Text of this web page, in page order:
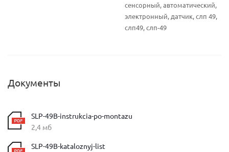
сенсорный, автоматический,
электронный, датчик, слп 49,
слп49, слп-49
Документы
SLP-49B-instrukcia-po-montazu
2,4 мб
SLP-49B-kataloznyj-list